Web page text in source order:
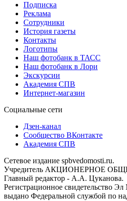
Подписка
Реклама
Сотрудники
История газеты
Контакты
Логотипы
Наш фотобанк в ТАСС
Наш фотобанк в Лори
Экскурсии
Академия СПВ
Интернет-магазин
Социальные сети
Дзен-канал
Сообщество ВКонтакте
Академия СПВ
Сетевое издание spbvedomosti.ru.
Учредитель АКЦИОНЕРНОЕ
Главный редактор - А.А. Цуканова.
Регистрационное свидетельство
выдано Федеральной службой по